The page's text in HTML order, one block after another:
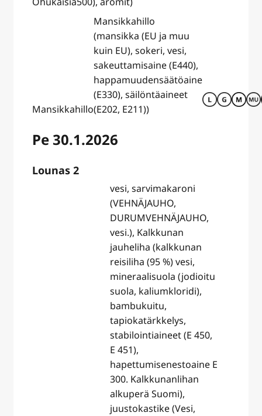
Mansikkahillo
Mansikkahillo
(mansikka (EU ja muu
kuin EU), sokeri, vesi,
sakeuttamisaine (E440),
happamuudensäätöaine
(E330), säilöntäaineet
(E202, E211))
Pe 30.1.2026
Lounas 2
vesi, sarvimakaroni
(VEHNÄJAUHO,
DURUMVEHNÄJAUHO,
vesi.), Kalkkunan
jauheliha (kalkkunan
reisiliha (95 %) vesi,
mineraalisuola (jodioitu
suola, kaliumkloridi),
bambukuitu,
tapiokatärkkelys,
stabilointiaineet (E 450,
E 451),
hapettumisenestoaine E
300. Kalkkunanlihan
alkuperä Suomi),
juustokastike (Vesi,